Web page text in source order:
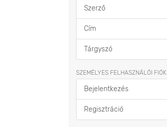
Szerző
Cím
Tárgyszó
SZEMÉLYES FELHASZNÁLÓI FIÓK
Bejelentkezés
Regisztráció